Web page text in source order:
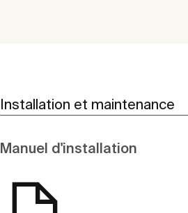
Installation et maintenance
Manuel d'installation